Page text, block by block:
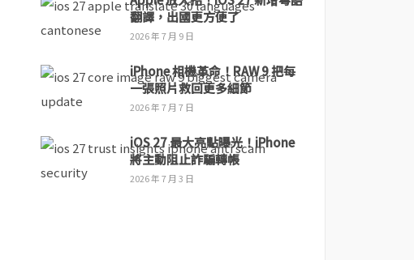
翻譯，出國更方便了
2026 年 7 月 9 日
iPhone 相機革命！RAW 9 把每
一張照片救回更多細節
2026 年 7 月 7 日
iOS 27 最大亮點曝光！iPhone
將主動阻止詐騙轉帳
2026 年 7 月 3 日